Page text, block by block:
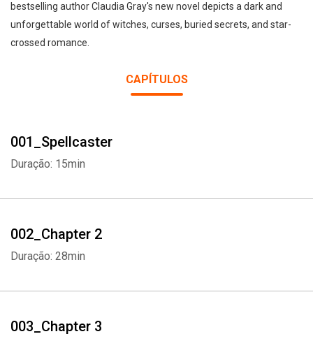
bestselling author Claudia Gray's new novel depicts a dark and
unforgettable world of witches, curses, buried secrets, and star-
crossed romance.
CAPÍTULOS
001_Spellcaster
Duração: 15min
002_Chapter 2
Duração: 28min
003_Chapter 3